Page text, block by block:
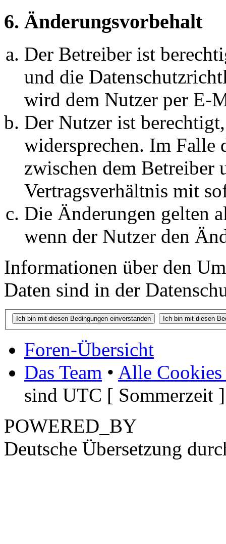
6. Änderungsvorbehalt
Der Betreiber ist
und die
wird dem Nutzer per E-
Der Nutzer ist
widersprechen. Im Falle
zwischen dem Betreiber
Vertragsverhältnis mit
Die Änderungen gelten
wenn der Nutzer den
Informationen über den
Daten sind in der
Foren-Übersicht
Das Team • Alle Cookies
sind UTC [ Sommerzeit ]
POWERED_BY
Deutsche Übersetzung